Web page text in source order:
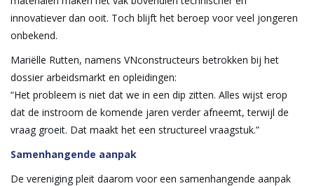
innovatiever dan ooit. Toch blijft het beroep voor veel jongeren
onbekend.
Mariëlle Rutten, namens VNconstructeurs betrokken bij het
dossier arbeidsmarkt en opleidingen:
“Het probleem is niet dat we in een dip zitten. Alles wijst erop
dat de instroom de komende jaren verder afneemt, terwijl de
vraag groeit. Dat maakt het een structureel vraagstuk.”
Samenhangende aanpak
De vereniging pleit daarom voor een samenhangende aanpak